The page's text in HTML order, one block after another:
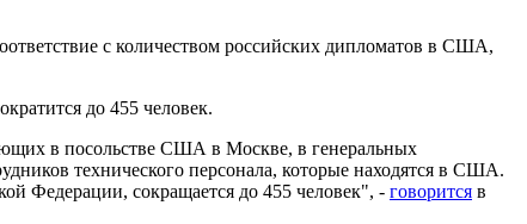
с количеством российских дипломатов в США,
до 455 человек.
в посольстве США в Москве, в генеральных
технического персонала, которые находятся в США.
Федерации, сокращается до 455 человек", - говорится в